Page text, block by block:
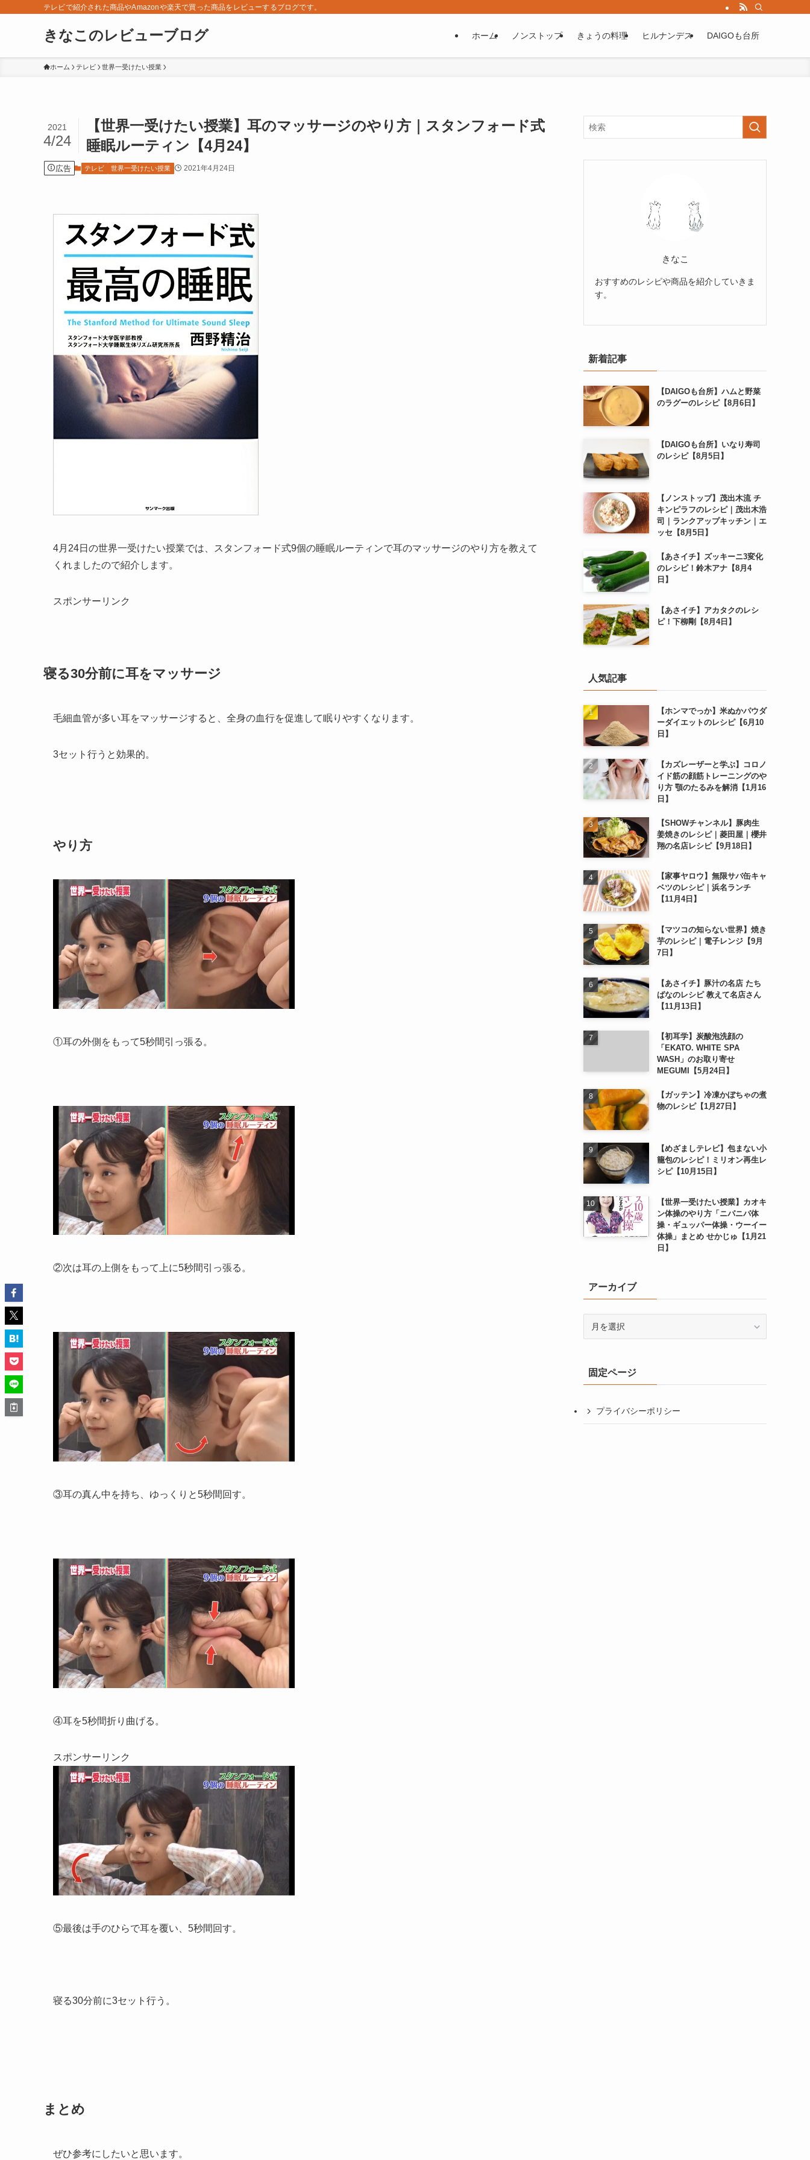
テレビで紹介された商品やAmazonや楽天で買った商品をレビューするブログです。
きなこのレビューブログ ホーム ノンストップ きょうの料理 ヒルナンデス DAIGOも台所
ホーム テレビ 世界一受けたい授業
【世界一受けたい授業】耳のマッサージのやり方｜スタンフォード式
睡眠ルーティン【4月24】
2021
4/24
広告 テレビ 世界一受けたい授業 2021年4月24日
4月24日の世界一受けたい授業では、スタンフォード式9個の睡眠ルーティンで耳のマッサージのやり方を教えて
くれましたので紹介します。
スポンサーリンク
寝る30分前に耳をマッサージ
毛細血管が多い耳をマッサージすると、全身の血行を促進して眠りやすくなります。
3セット行うと効果的。
やり方
①耳の外側をもって5秒間引っ張る。
②次は耳の上側をもって上に5秒間引っ張る。
③耳の真ん中を持ち、ゆっくりと5秒間回す。
④耳を5秒間折り曲げる。
スポンサーリンク
⑤最後は手のひらで耳を覆い、5秒間回す。
寝る30分前に3セット行う。
まとめ
ぜひ参考にしたいと思います。
きなこ
おすすめのレシピや商品を紹介していきま
す。
新着記事
【DAIGOも台所】ハムと野菜
のラグーのレシピ【8月6日】
【DAIGOも台所】いなり寿司
のレシピ【8月5日】
【ノンストップ】茂出木流 チ
キンピラフのレシピ｜茂出木浩
司｜ランクアップキッチン｜エ
ッセ【8月5日】
【あさイチ】ズッキーニ3変化
のレシピ！鈴木アナ【8月4
日】
【あさイチ】アカタクのレシ
ピ！下柳剛【8月4日】
人気記事
【ホンマでっか】米ぬかパウダ
ーダイエットのレシピ【6月10
日】
【カズレーザーと学ぶ】コロノ
イド筋の顔筋トレーニングのや
り方 顎のたるみを解消【1月16
日】
【SHOWチャンネル】豚肉生
姜焼きのレシピ｜菱田屋｜櫻井
翔の名店レシピ【9月18日】
【家事ヤロウ】無限サバ缶キャ
ベツのレシピ｜浜名ランチ
【11月4日】
【マツコの知らない世界】焼き
芋のレシピ｜電子レンジ【9月
7日】
【あさイチ】豚汁の名店 たち
ばなのレシピ 教えて名店さん
【11月13日】
【初耳学】炭酸泡洗顔の
「EKATO. WHITE SPA
WASH」のお取り寄せ
MEGUMI【5月24日】
【ガッテン】冷凍かぼちゃの煮
物のレシピ【1月27日】
【めざましテレビ】包まない小
籠包のレシピ！ミリオン再生レ
シピ【10月15日】
【世界一受けたい授業】カオキ
ン体操のやり方「ニパニパ体
操・ギュッパー体操・ウーイー
体操」まとめ せかじゅ【1月21
日】
アーカイブ
ブ固定ページ
プライバシーポリシー